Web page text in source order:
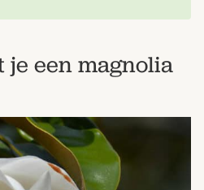
je een magnolia